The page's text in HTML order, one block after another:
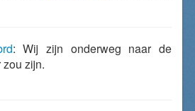
: Wij zijn onderweg naar de
zijn.